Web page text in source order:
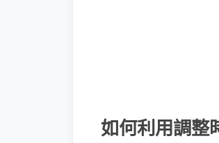
如何利用調整